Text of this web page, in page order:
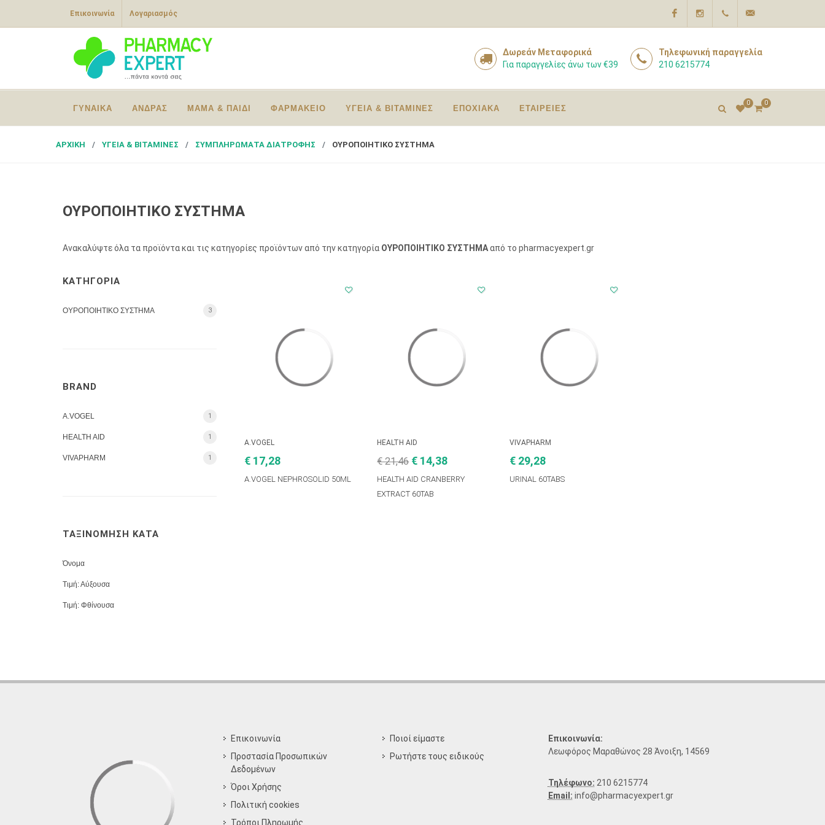
Επικοινωνία Λογαριασμός
Δωρεάν Μεταφορικά
Για παραγγελίες άνω των €39
Τηλεφωνική παραγγελία
210 6215774
ΓΥΝΑΙΚΑ ΑΝΔΡΑΣ ΜΑΜΑ & ΠΑΙΔΙ ΦΑΡΜΑΚΕΙΟ ΥΓΕΙΑ & ΒΙΤΑΜΙΝΕΣ ΕΠΟΧΙΑΚΑ ΕΤΑΙΡΕΙΕΣ
0
0
ΑΡΧΙΚΗ ΥΓΕΙΑ & ΒΙΤΑΜΙΝΕΣ ΣΥΜΠΛΗΡΩΜΑΤΑ ΔΙΑΤΡΟΦΗΣ ΟΥΡΟΠΟΙΗΤΙΚΟ ΣΥΣΤΗΜΑ
ΟΥΡΟΠΟΙΗΤΙΚΟ ΣΥΣΤΗΜΑ
Ανακαλύψτε όλα τα προϊόντα και τις κατηγορίες προϊόντων από την κατηγορία ΟΥΡΟΠΟΙΗΤΙΚΟ ΣΥΣΤΗΜΑαπό το pharmacyexpert.gr
ΚΑΤΗΓΟΡΙΑ
ΟΥΡΟΠΟΙΗΤΙΚΟ ΣΥΣΤΗΜΑ 3
BRAND
A.VOGEL 1
HEALTH AID 1
VIVAPHARM 1
ΤΑΞΙΝΟΜΗΣΗ ΚΑΤΑ
Όνομα
Τιμή: Αύξουσα
Τιμή: Φθίνουσα
A.VOGEL
€ 17,28
A.VOGEL NEPHROSOLID 50ML
HEALTH AID
€ 21,46 € 14,38
HEALTH AID CRANBERRY
EXTRACT 60TAB
VIVAPHARM
€ 29,28
URINAL 60TABS
Επικοινωνία
Προστασία Προσωπικών
Δεδομένων
Όροι Χρήσης
Πολιτική cookies
Τρόποι Πληρωμής
Ποιοί είμαστε
Ρωτήστε τους ειδικούς
Επικοινωνία:
Λεωφόρος Μαραθώνος 28 Άνοιξη, 14569
Τηλέφωνο: 210 6215774
Email: info@pharmacyexpert.gr